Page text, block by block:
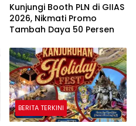
Kunjungi Booth PLN di GIIAS
2026, Nikmati Promo
Tambah Daya 50 Persen
BERITA TERKINI